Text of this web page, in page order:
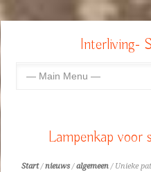
Interliving-
Lampenkap voor
Start/nieuws /algemeen / Unieke